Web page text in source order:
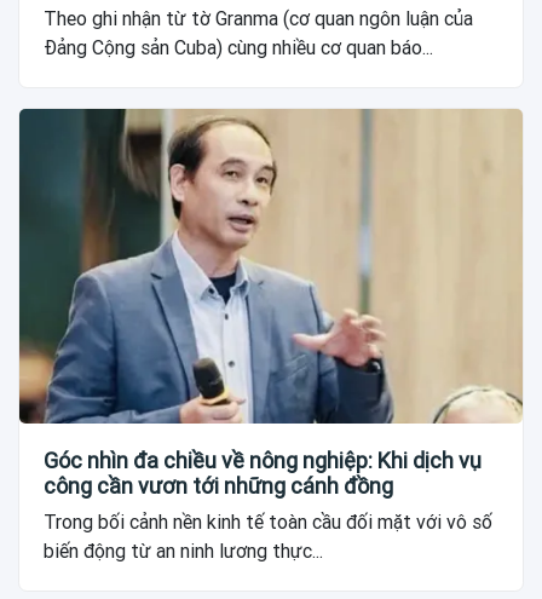
Theo ghi nhận từ tờ Granma (cơ quan ngôn luận của
Đảng Cộng sản Cuba) cùng nhiều cơ quan báo...
Góc nhìn đa chiều về nông nghiệp: Khi dịch vụ
công cần vươn tới những cánh đồng
Trong bối cảnh nền kinh tế toàn cầu đối mặt với vô số
biến động từ an ninh lương thực...